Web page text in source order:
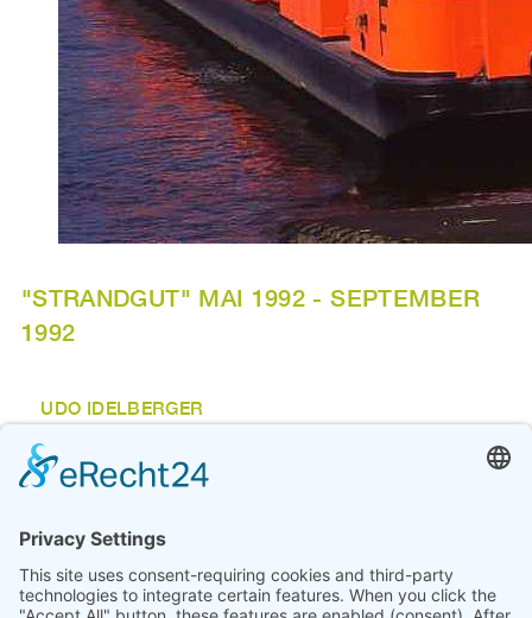
"STRANDGUT" MAI 1992 - SEPTEMBER
1992
UDO IDELBERGER
"Klang-Installation"
Im Rahmen des Projektes "Strandgut" setzten sich 12
Städten mit der Vegesacker Weseruferpromenade als
Werke teils aus ungewöhnlichen, vergänglichen
Materialien, die sich auf den Fluss und seine Umgebung